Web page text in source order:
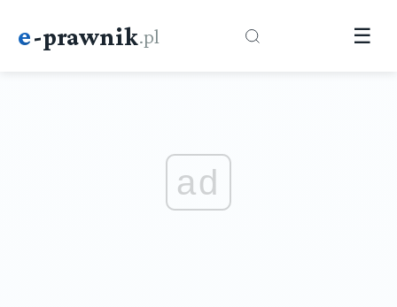
e-prawnik.pl ☰
ad